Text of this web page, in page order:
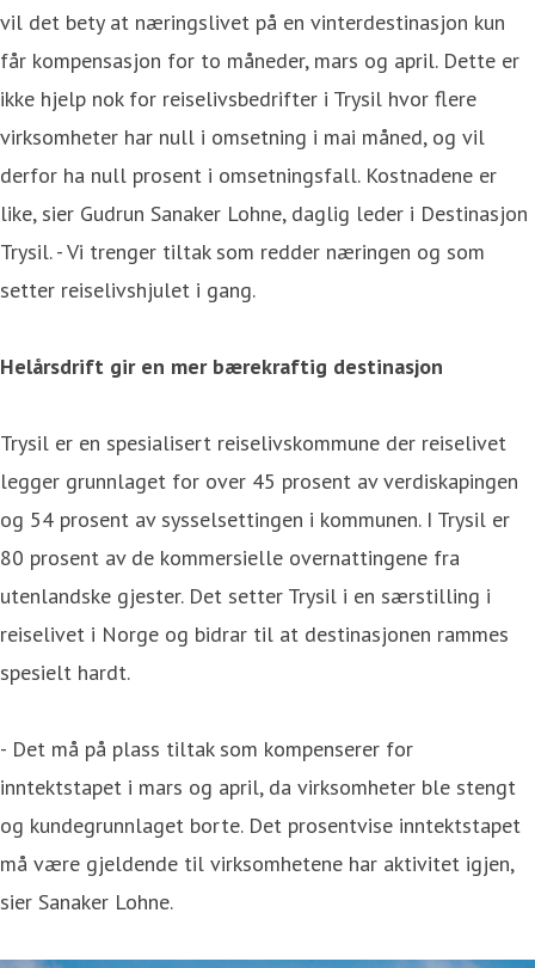
vil det bety at næringslivet på en vinterdestinasjon kun
får kompensasjon for to måneder, mars og april. Dette er
ikke hjelp nok for reiselivsbedrifter i Trysil hvor flere
virksomheter har null i omsetning i mai måned, og vil
derfor ha null prosent i omsetningsfall. Kostnadene er
like, sier Gudrun Sanaker Lohne, daglig leder i Destinasjon
Trysil. - Vi trenger tiltak som redder næringen og som
setter reiselivshjulet i gang.
Helårsdrift gir en mer bærekraftig destinasjon
Trysil er en spesialisert reiselivskommune der reiselivet
legger grunnlaget for over 45 prosent av verdiskapingen
og 54 prosent av sysselsettingen i kommunen. I Trysil er
80 prosent av de kommersielle overnattingene fra
utenlandske gjester. Det setter Trysil i en særstilling i
reiselivet i Norge og bidrar til at destinasjonen rammes
spesielt hardt.
- Det må på plass tiltak som kompenserer for
inntektstapet i mars og april, da virksomheter ble stengt
og kundegrunnlaget borte. Det prosentvise inntektstapet
må være gjeldende til virksomhetene har aktivitet igjen,
sier Sanaker Lohne.